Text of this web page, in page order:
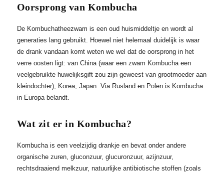
Oorsprong van Kombucha
De Kombuchatheezwam is een oud huismiddeltje en wordt al
generaties lang gebruikt. Hoewel niet helemaal duidelijk is waar
de drank vandaan komt weten we wel dat de oorsprong in het
verre oosten ligt: van China (waar een zwam Kombucha een
veelgebruikte huwelijksgift zou zijn geweest van grootmoeder aan
kleindochter), Korea, Japan. Via Rusland en Polen is Kombucha
in Europa belandt.
Wat zit er in Kombucha?
Kombucha is een veelzijdig drankje en bevat onder andere
organische zuren, gluconzuur, glucuronzuur, azijnzuur,
rechtsdraaiend melkzuur, natuurlijke antibiotische stoffen (zoals